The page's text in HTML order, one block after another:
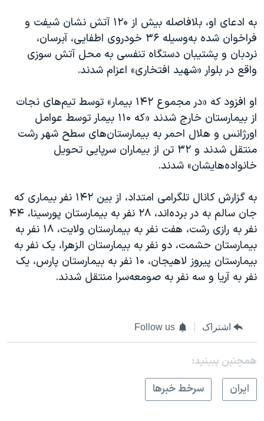
به ادعای او، بلافاصله بیش از ۱۲۰ آتش نشان شیفت و
فراخوان شده به‌وسیله ۳۶ خودروی اطفایی، آبرسان،
نردبان و پشتیبان دستگاه تنفسی به محل آتش سوزی
واقع در بلوار «شهید افتخاری» اعزام شدند.
او افزود که «در مجموع ۱۴۲ بیمار» توسط تیم‌های نجات
از بیمارستان خارج شدند «که ۱۱۰ بیمار توسط عوامل
اورژانس و هلال احمر به بیمارستان‌های سطح شهر رشت
منتقل شدند و ۳۲ تن از بیماران سرپایی تحویل
خانواده‌هایشان» شدند.
به گزارش کانال تلگرامی امتداد،‌ از بین ۱۴۲ نفر بیماری که
جان سالم به در برده‌اند، ۲۸ نفر به بیمارستان پورسینا، ۴۴
نفر به رازی رشت، هفت نفر به بیمارستان ولایت، ۱۸ نفر به
بیمارستان حشمت، دو نفر به بیمارستان الزهرا، یک نفر به
بیمارستان پیروز لاهیجان، ۱۰ نفر به بیمارستان پارس، یک
نفر به آریا و سه نفر به صومعه‌سرا منتقل شدند.
اشتراک Follow us
همچنبن ببینید:
ايران
سرخط خبرها